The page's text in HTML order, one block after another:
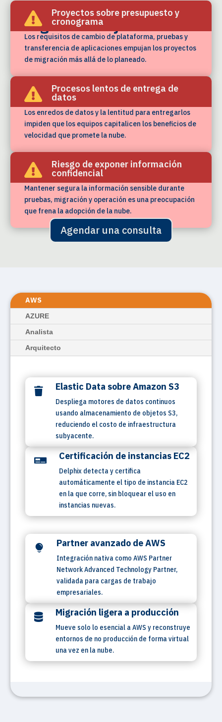
Los retos que frenan tu
migración hoy
 Proyectos sobre presupuesto y
cronograma
Los requisitos de cambio de plataforma, pruebas y
transferencia de aplicaciones empujan los proyectos
de migración más allá de lo planeado.
 Procesos lentos de entrega de
datos
Los enredos de datos y la lentitud para entregarlos
impiden que los equipos capitalicen los beneficios de
velocidad que promete la nube.
 Riesgo de exponer información
confidencial
Mantener segura la información sensible durante
pruebas, migración y operación es una preocupación
que frena la adopción de la nube.
Agendar una consulta
Funciona en tu nube
preferida
AWS
AZURE
Analista
Arquitecto
 Elastic Data sobre Amazon S3
Despliega motores de datos continuos
usando almacenamiento de objetos S3,
reduciendo el costo de infraestructura
subyacente.
 Certificación de instancias EC2
Delphix detecta y certifica
automáticamente el tipo de instancia EC2
en la que corre, sin bloquear el uso en
instancias nuevas.
 Partner avanzado de AWS
Integración nativa como AWS Partner
Network Advanced Technology Partner,
validada para cargas de trabajo
empresariales.
 Migración ligera a producción
Mueve solo lo esencial a AWS y reconstruye
entornos de no producción de forma virtual
una vez en la nube.